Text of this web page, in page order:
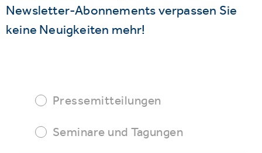
Newsletter-Abonnements verpassen Sie
keine Neuigkeiten mehr!
Pressemitteilungen
Seminare und Tagungen